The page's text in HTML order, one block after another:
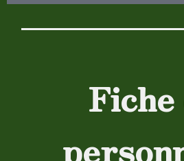
Fiche